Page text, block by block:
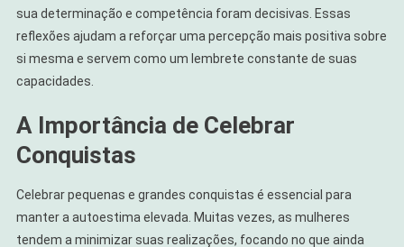
sua determinação e competência foram decisivas. Essas
reflexões ajudam a reforçar uma percepção mais positiva sobre
si mesma e servem como um lembrete constante de suas
capacidades.
A Importância de Celebrar
Conquistas
Celebrar pequenas e grandes conquistas é essencial para
manter a autoestima elevada. Muitas vezes, as mulheres
tendem a minimizar suas realizações, focando no que ainda